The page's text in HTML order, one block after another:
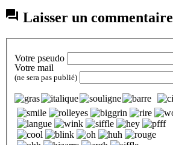
 Laisser un commentaire
Votre pseudo
Votre mail
(ne sera pas publié)